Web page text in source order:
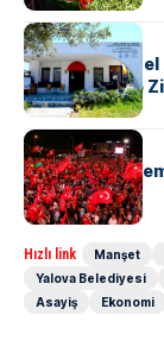
KENT GÜNDEMI
Yalova’nın
Terminali’nde
KENT GÜNDEMI
Yalova’da 15
Hızlı link Manşet
Yalova Belediyesi
Asayiş
Ekonomi